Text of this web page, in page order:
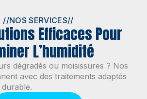
//NOS SERVICES//
Efficaces Pour
L’humidité
dégradés ou moisissures ? Nos
avec des traitements adaptés